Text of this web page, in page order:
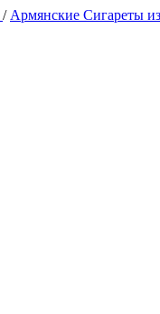
/ Армянские Сигареты